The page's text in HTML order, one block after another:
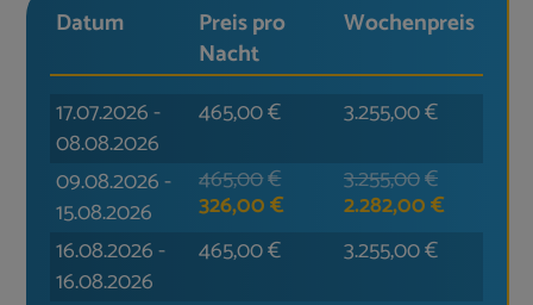
besseres. Aber wie sagt man ? Nach dem
Urlaub ist vor dem Urlaub.
Wir planen natürlich für 2025. Können uns
allerdings noch nicht entscheiden welche
Villa es dann werden soll. Aber auch das
werden wir hinbekommen.
Wir wünschen euch und das gesamte
Kretafan Team einen schönen Sommer.
Bleib alle gesund und wir hoffen, euch
Datum
Preis pro
Nacht
Wochen­preis
17.07.2026-
08.08.2026
465,00€ 3.255,00€
09.08.2026-
15.08.2026
465,00€
326,00€
3.255,00€
2.282,00€
16.08.2026-
16.08.2026
465,00€ 3.255,00€